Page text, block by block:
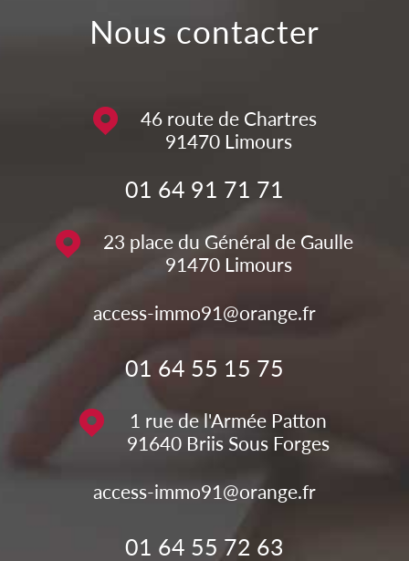
nous contacter
46 route de Chartres
91470 Limours
01 64 91 71 71
23 place du Général de Gaulle
91470 Limours
access-immo91@orange.fr
01 64 55 15 75
1 rue de l'Armée Patton
91640 Briis Sous Forges
access-immo91@orange.fr
01 64 55 72 63